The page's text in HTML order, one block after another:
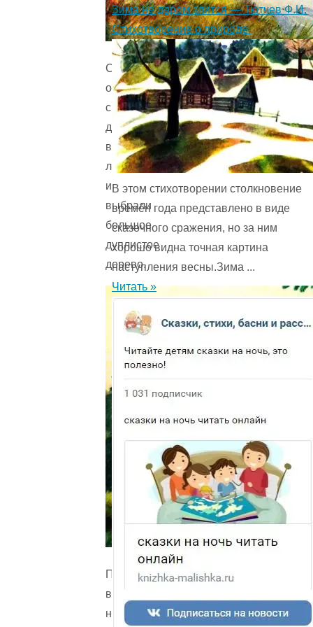
Сошли
они
с
дороги
в
лес
и
выбрали
большое
дуплистое
дерево.
Петух
взлетел
на
Зима не даром злится — Тютчев Ф.И.
Стихотворение о природе.
В этом стихотворении столкновение
времён года представ­лено в виде
сказочного сражения, но за ним
хорошо видна точная картина
наступления весны.Зима ...
Читать »